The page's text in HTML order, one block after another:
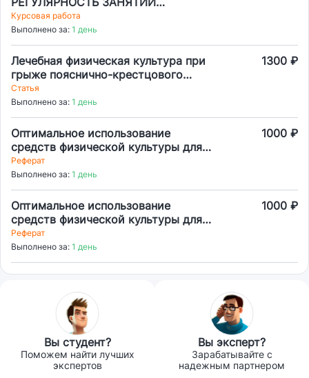
ФИЗИЧЕСКОЙ КУЛЬТУРОЙ У
СТУДЕНТОВ 3 КУРСА
БИОЛОГИЧЕСКОГО ФАКУЛЬТЕТА
Курсовая работа
Выполнено за: 1 день
Лечебная физическая культура при
грыже пояснично-крестцового
отдела
1300 ₽
Статья
Выполнено за: 1 день
Оптимальное использование
средств физической культуры для
социализации личности
1000 ₽
Реферат
Выполнено за: 1 день
Оптимальное использование
средств физической культуры для
социализации личности
1000 ₽
Реферат
Выполнено за: 1 день
Вы студент?
Поможем найти лучших
экспертов
Вы эксперт?
Зарабатывайте с
надежным партнером